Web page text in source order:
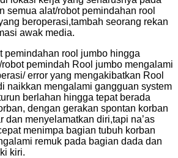
semua alat/robot pemindahan rool
beroperasi,tambah seorang rekan
awak media.
pemindahan rool jumbo hingga
pemindah Rool jumbo mengalami
error yang mengakibatkan Rool
naikkan mengalami gangguan system
berlahan hingga tepat berada
dengan gerakan spontan korban
dan menyelamatkan diri,tapi na’as
menimpa bagian tubuh korban
remuk pada bagian dada dan
kiri.